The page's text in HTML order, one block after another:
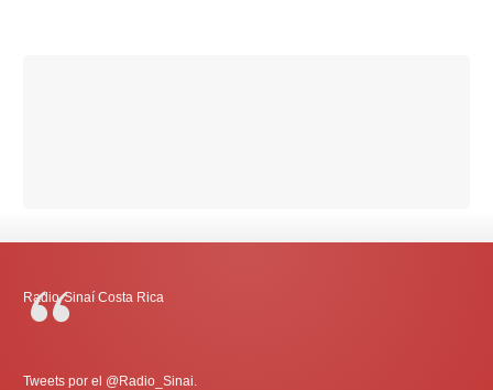
Radio-Sinaí Costa Rica
Tweets por el @Radio_Sinai.